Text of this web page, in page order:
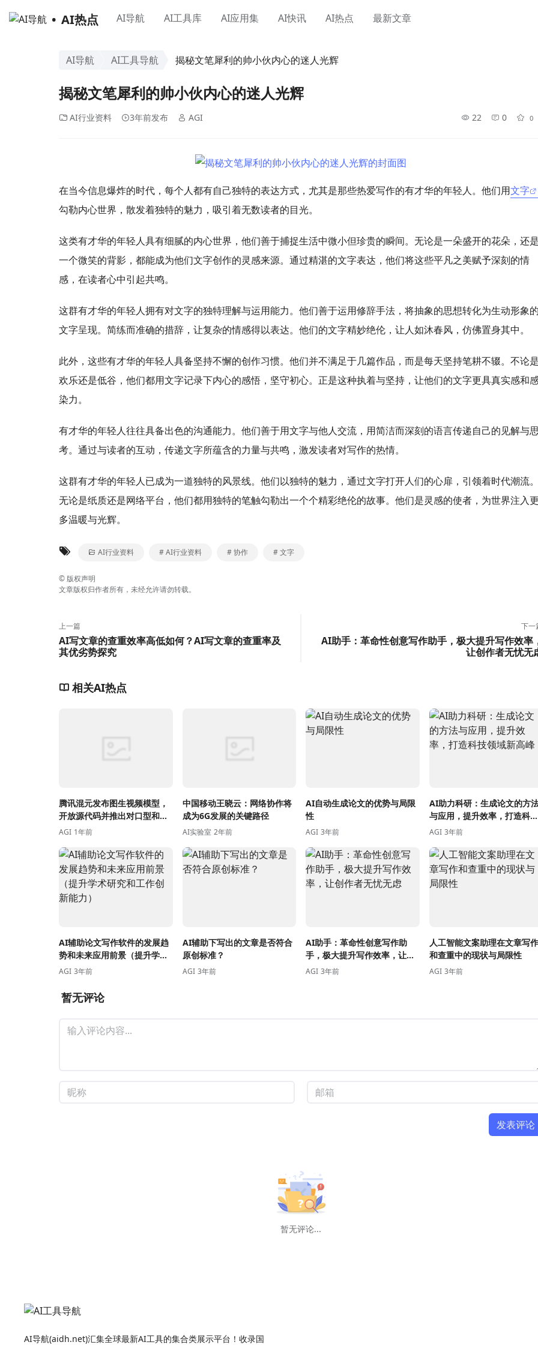
AI热点 AI导航 AI工具库 AI应用集 AI快讯 AI热点 最新文章
AI导航 AI工具导航 揭秘文笔犀利的帅小伙内心的迷人光辉
揭秘文笔犀利的帅小伙内心的迷人光辉
AI行业资料 3年前发布 AGI 22 0 0
在当今信息爆炸的时代，每个人都有自己独特的表达方式，尤其是那些热爱写作的有才华的年轻人。他们用文字
勾勒内心世界，散发着独特的魅力，吸引着无数读者的目光。
这类有才华的年轻人具有细腻的内心世界，他们善于捕捉生活中微小但珍贵的瞬间。无论是一朵盛开的花朵，还
一个微笑的背影，都能成为他们文字创作的灵感来源。通过精湛的文字表达，他们将这些平凡之美赋予深刻的情
感，在读者心中引起共鸣。
这群有才华的年轻人拥有对文字的独特理解与运用能力。他们善于运用修辞手法，将抽象的思想转化为生动形象
文字呈现。简练而准确的措辞，让复杂的情感得以表达。他们的文字精妙绝伦，让人如沐春风，仿佛置身其中。
此外，这些有才华的年轻人具备坚持不懈的创作习惯。他们并不满足于几篇作品，而是每天坚持笔耕不辍。不论
欢乐还是低谷，他们都用文字记录下内心的感悟，坚守初心。正是这种执着与坚持，让他们的文字更具真实感和
染力。
有才华的年轻人往往具备出色的沟通能力。他们善于用文字与他人交流，用简洁而深刻的语言传递自己的见解与
考。通过与读者的互动，传递文字所蕴含的力量与共鸣，激发读者对写作的热情。
这群有才华的年轻人已成为一道独特的风景线。他们以独特的魅力，通过文字打开人们的心扉，引领着时代潮流
无论是纸质还是网络平台，他们都用独特的笔触勾勒出一个个精彩绝伦的故事。他们是灵感的使者，为世界注入
多温暖与光辉。
AI行业资料 # AI行业资料 # 协作 # 文字
© 版权声明
文章版权归作者所有，未经允许请勿转载。
上一篇
AI写文章的查重效率高低如何？AI写文章的查重率及
其优劣势探究
下一
AI助手：革命性创意写作助手，极大提升写作效率
让创作者无忧无
相关AI热点
腾讯混元发布图生视频模型，
开放源代码并推出对口型和动
作驱动等新玩法
AGI 1年前
中国移动王晓云：网络协作将
成为6G发展的关键路径
AI实验室 2年前
AI自动生成论文的优势与局限
性
AGI 3年前
AI助力科研：生成论文的方
与应用，提升效率，打造科技
领域新高峰
AGI 3年前
AI辅助论文写作软件的发展趋
势和未来应用前景（提升学术
研究和工作创新能力）
AGI 3年前
AI辅助下写出的文章是否符合
原创标准？
AGI 3年前
AI助手：革命性创意写作助
手，极大提升写作效率，让创
作者无忧无虑
AGI 3年前
人工智能文案助理在文章写作
和查重中的现状与局限性
AGI 3年前
暂无评论
发表评论
暂无评论...
AI导航(aidh.net)汇集全球最新AI工具的集合类展示平台！收录国